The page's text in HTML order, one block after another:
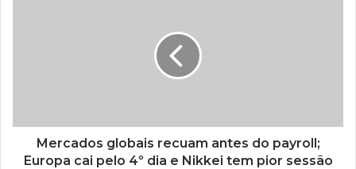
Mercados globais recuam antes do payroll;
Europa cai pelo 4º dia e Nikkei tem pior sessão